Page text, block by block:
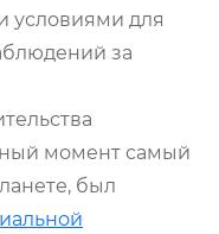
условиями для
за
момент самый
был